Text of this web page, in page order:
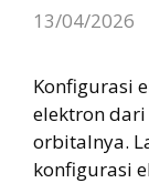
13/04/2026
Konfigurasi
elektron
orbitalnya.
konfigurasi